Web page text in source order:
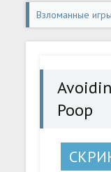
Взломанные
Avoiding Poop :
Poop